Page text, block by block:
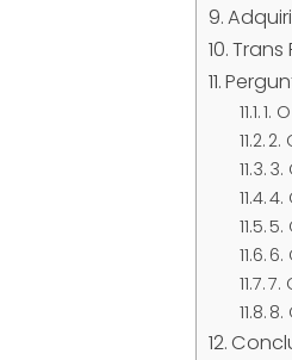
Trans
1.
2.
3.
4.
5.
6.
7.
8.